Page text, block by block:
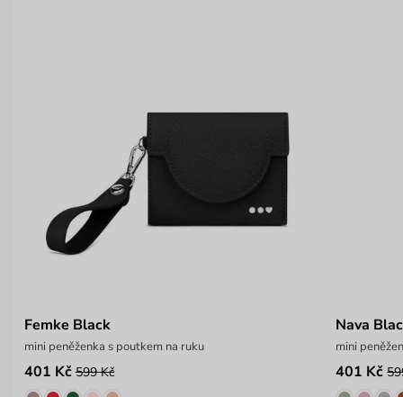
Femke Black
mini peněženka s poutkem na ruku
401 Kč 599 Kč
Nava
mini
401 Kč